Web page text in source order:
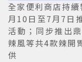
全家便利商店持
月10日至7月7日
活動；同步推出
辣風等共4款辣開
供